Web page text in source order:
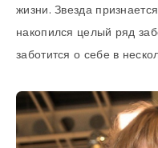
жизни. Звезда
накопился целый ряд
заботится о себе в